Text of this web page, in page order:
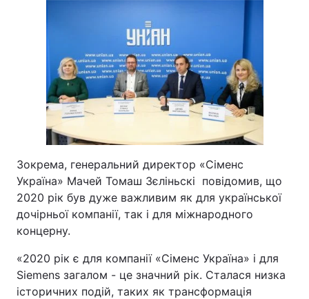
Зокрема, генеральний директор «Сіменс
Україна» Мачей Томаш Зєліньскі повідомив, що
2020 рік був дуже важливим як для української
дочірньої компанії, так і для міжнародного
концерну.
«2020 рік є для компанії «Сіменс Україна» і для
Siemens загалом - це значний рік. Сталася низка
історичних подій, таких як трансформація